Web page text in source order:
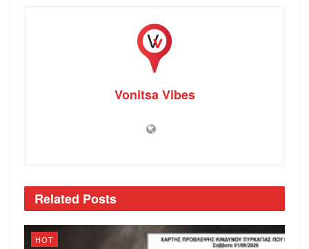
Vonitsa Vibes
Related Posts
HOT